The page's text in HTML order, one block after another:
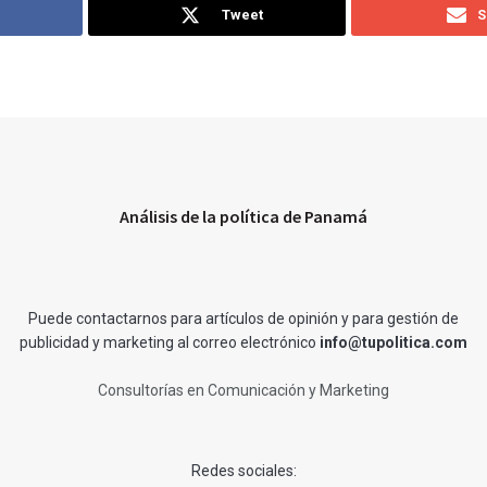
Tweet
Análisis de la política de Panamá
Puede contactarnos para artículos de opinión y para gestión de
publicidad y marketing al correo electrónico info@tupolitica.com
Consultorías en Comunicación y Marketing
Redes sociales: